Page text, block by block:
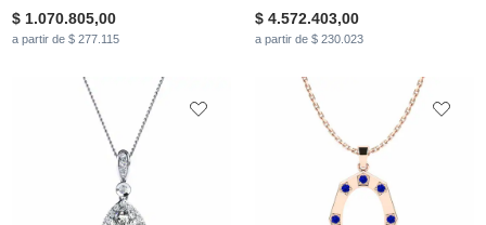
$ 1.070.805,00
a partir de $ 277.115
$ 4.572.403,00
a partir de $ 230.023